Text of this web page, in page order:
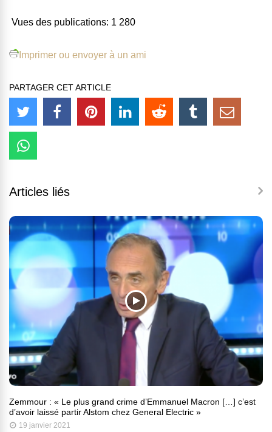
Vues des publications: 1 280
Imprimer ou envoyer à un ami
PARTAGER CET ARTICLE
Articles liés
Zemmour : « Le plus grand crime d’Emmanuel Macron […] c’est
d’avoir laissé partir Alstom chez General Electric »
19 janvier 2021